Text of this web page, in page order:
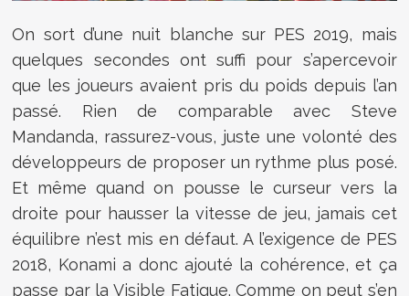
On sort d’une nuit blanche sur PES 2019, mais
quelques secondes ont suffi pour s’apercevoir
que les joueurs avaient pris du poids depuis l’an
passé. Rien de comparable avec Steve
Mandanda, rassurez-vous, juste une volonté des
développeurs de proposer un rythme plus posé.
Et même quand on pousse le curseur vers la
droite pour hausser la vitesse de jeu, jamais cet
équilibre n’est mis en défaut. A l’exigence de PES
2018, Konami a donc ajouté la cohérence, et ça
passe par la Visible Fatigue. Comme on peut s’en